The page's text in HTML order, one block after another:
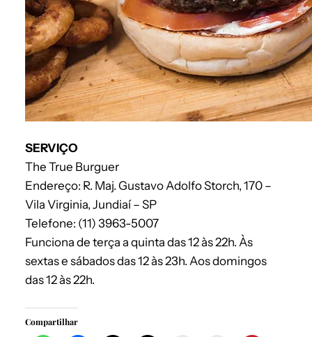
SERVIÇO
The True Burguer
Endereço: R. Maj. Gustavo Adolfo Storch, 170 –
Vila Virginia, Jundiaí – SP
Telefone: (11) 3963-5007
Funciona de terça a quinta das 12 às 22h. Às
sextas e sábados das 12 às 23h. Aos domingos
das 12 às 22h.
Compartilhar